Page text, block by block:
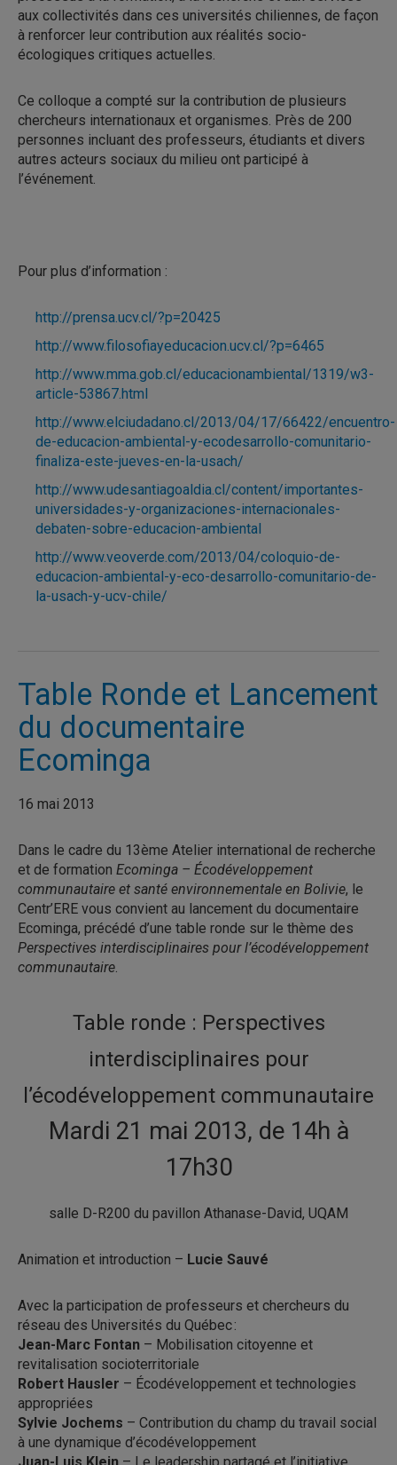
aux collectivités dans ces universités chiliennes, de façon
à renforcer leur contribution aux réalités socio-
écologiques critiques actuelles.
Ce colloque a compté sur la contribution de plusieurs
chercheurs internationaux et organismes. Près de 200
personnes incluant des professeurs, étudiants et divers
autres acteurs sociaux du milieu ont participé à
l’événement.
Pour plus d’information :
http://prensa.ucv.cl/?p=20425
http://www.filosofiayeducacion.ucv.cl/?p=6465
http://www.mma.gob.cl/educacionambiental/1319/w3-
article-53867.html
http://www.elciudadano.cl/2013/04/17/66422/encuentro-
de-educacion-ambiental-y-ecodesarrollo-comunitario-
finaliza-este-jueves-en-la-usach/
http://www.udesantiagoaldia.cl/content/importantes-
universidades-y-organizaciones-internacionales-
debaten-sobre-educacion-ambiental
http://www.veoverde.com/2013/04/coloquio-de-
educacion-ambiental-y-eco-desarrollo-comunitario-de-
la-usach-y-ucv-chile/
Table Ronde et Lancement
du documentaire
Ecominga
16 mai 2013
Dans le cadre du 13ème Atelier international de recherche
et de formation Ecominga – Écodéveloppement
communautaire et santé environnementale en Bolivie, le
Centr’ERE vous convient au lancement du documentaire
Ecominga, précédé d’une table ronde sur le thème des
Perspectives interdisciplinaires pour l’écodéveloppement
communautaire
Table ronde : Perspectives
interdisciplinaires pour
l’écodéveloppement communautaire
Mardi 21 mai 2013, de 14h à
17h30
salle D-R200 du pavillon Athanase-David, UQAM
Animation et introduction – Lucie Sauvé
Avec la participation de professeurs et chercheurs du
réseau des Universités du Québec :
Jean-Marc Fontan – Mobilisation citoyenne et
revitalisation socioterritoriale
Robert Hausler – Écodéveloppement et technologies
appropriées
Sylvie Jochems – Contribution du champ du travail social
à une dynamique d’écodéveloppement
Juan-Luis Klein – Le leadership partagé et l’initiative